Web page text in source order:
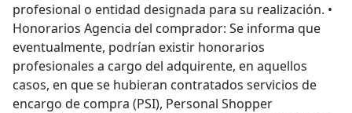
profesional o entidad designada para su realización. •
Honorarios Agencia del comprador: Se informa que
eventualmente, podrían existir honorarios
profesionales a cargo del adquirente, en aquellos
casos, en que se hubieran contratados servicios de
encargo de compra (PSI), Personal Shopper